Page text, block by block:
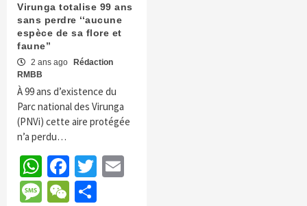
Virunga totalise 99 ans
sans perdre ‘‘aucune
espèce de sa flore et
faune’’
2 ans ago
Rédaction
RMBB
À 99 ans d’existence du
Parc national des Virunga
(PNVi) cette aire protégée
n’a perdu…
WhatsApp
Facebook
Twitter
Message
WeChat